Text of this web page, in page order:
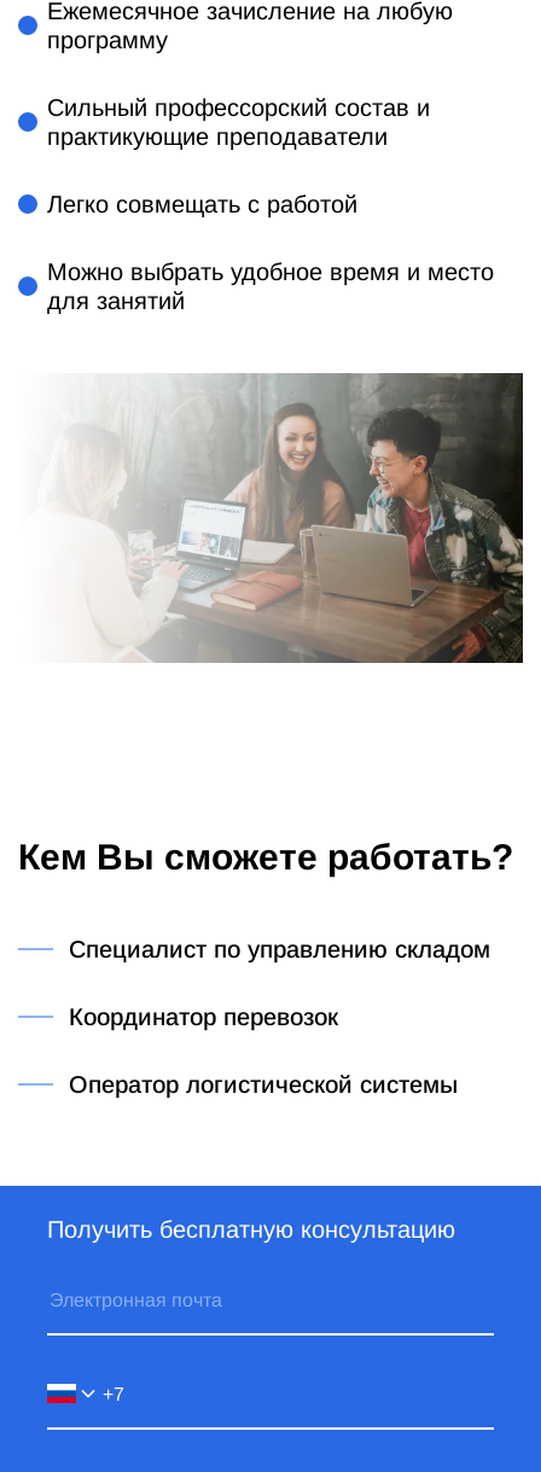
Ежемесячное зачисление на любую
программу
Сильный профессорский состав и
практикующие преподаватели
Легко совмещать с работой
Можно выбрать удобное время и место
для занятий
Кем Вы сможете работать?
Специалист по управлению складом
Координатор перевозок
Оператор логистической системы
Получить бесплатную консультацию